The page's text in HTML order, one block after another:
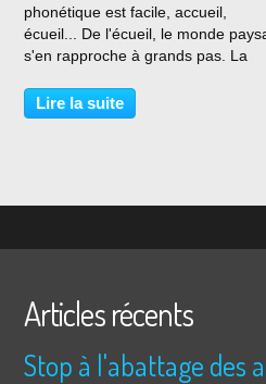
phonétique est facile, accueil,
écueil... De l'écueil, le monde
s'en rapproche à grands pas. La
France est catastrophique. La
course immobilière au foncier est
Lire la suite
Articles récents